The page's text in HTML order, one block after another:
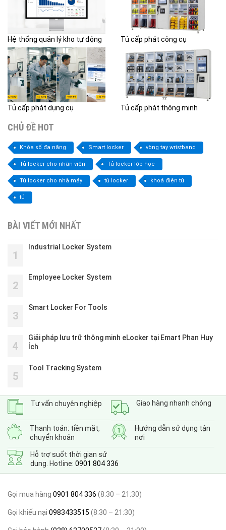
Hệ thống quản lý kho tự động Tủ cấp phát công cụ
Tủ cấp phát dụng cụ Tủ cấp phát thông minh
CHỦ ĐỀ HOT
Khóa số đa năng Smart locker vòng tay wristband
Tủ locker cho nhân viên Tủ locker lớp học
Tủ locker cho nhà máy tủ locker khoá điện tử
tủ
BÀI VIẾT MỚI NHẤT
1
Industrial Locker System
2
Employee Locker System
3
Smart Locker For Tools
4
Giải pháp lưu trữ thông minh eLocker tại Emart Phan Huy
Ích
5
Tool Tracking System
Tư vấn chuyên nghiệp Giao hàng nhanh chóng
Thanh toán: tiền mặt,
chuyển khoản
Hướng dẫn sử dụng tận
nơi
Hỗ trợ suốt thời gian sử
dụng. Hotline: 0901 804 336
Gọi mua hàng 0901 804 336 (8:30 – 21:30)
Gọi khiếu nại 0983433515 (8:30 – 21:30)